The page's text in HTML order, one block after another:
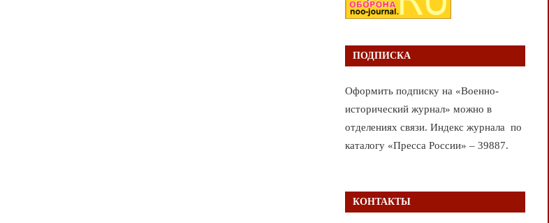
ПОДПИСКА
Оформить подписку на «Военно-
исторический журнал» можно в
отделениях связи. Индекс журнала по
каталогу «Пресса России» – 39887.
КОНТАКТЫ